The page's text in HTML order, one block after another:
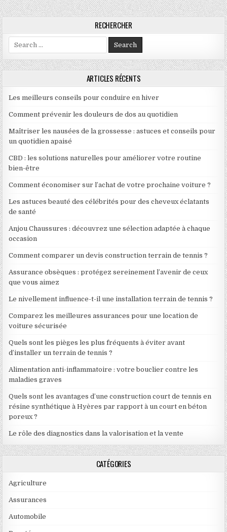
RECHERCHER
Search for:
ARTICLES RÉCENTS
Les meilleurs conseils pour conduire en hiver
Comment prévenir les douleurs de dos au quotidien
Maîtriser les nausées de la grossesse : astuces et conseils pour
un quotidien apaisé
CBD : les solutions naturelles pour améliorer votre routine
bien-être
Comment économiser sur l’achat de votre prochaine voiture ?
Les astuces beauté des célébrités pour des cheveux éclatants
de santé
Anjou Chaussures : découvrez une sélection adaptée à chaque
occasion
Comment comparer un devis construction terrain de tennis ?
Assurance obsèques : protégez sereinement l’avenir de ceux
que vous aimez
Le nivellement influence-t-il une installation terrain de tennis ?
Comparez les meilleures assurances pour une location de
voiture sécurisée
Quels sont les pièges les plus fréquents à éviter avant
d’installer un terrain de tennis ?
Alimentation anti-inflammatoire : votre bouclier contre les
maladies graves
Quels sont les avantages d’une construction court de tennis en
résine synthétique à Hyères par rapport à un court en béton
poreux ?
Le rôle des diagnostics dans la valorisation et la vente
CATÉGORIES
Agriculture
Assurances
Automobile